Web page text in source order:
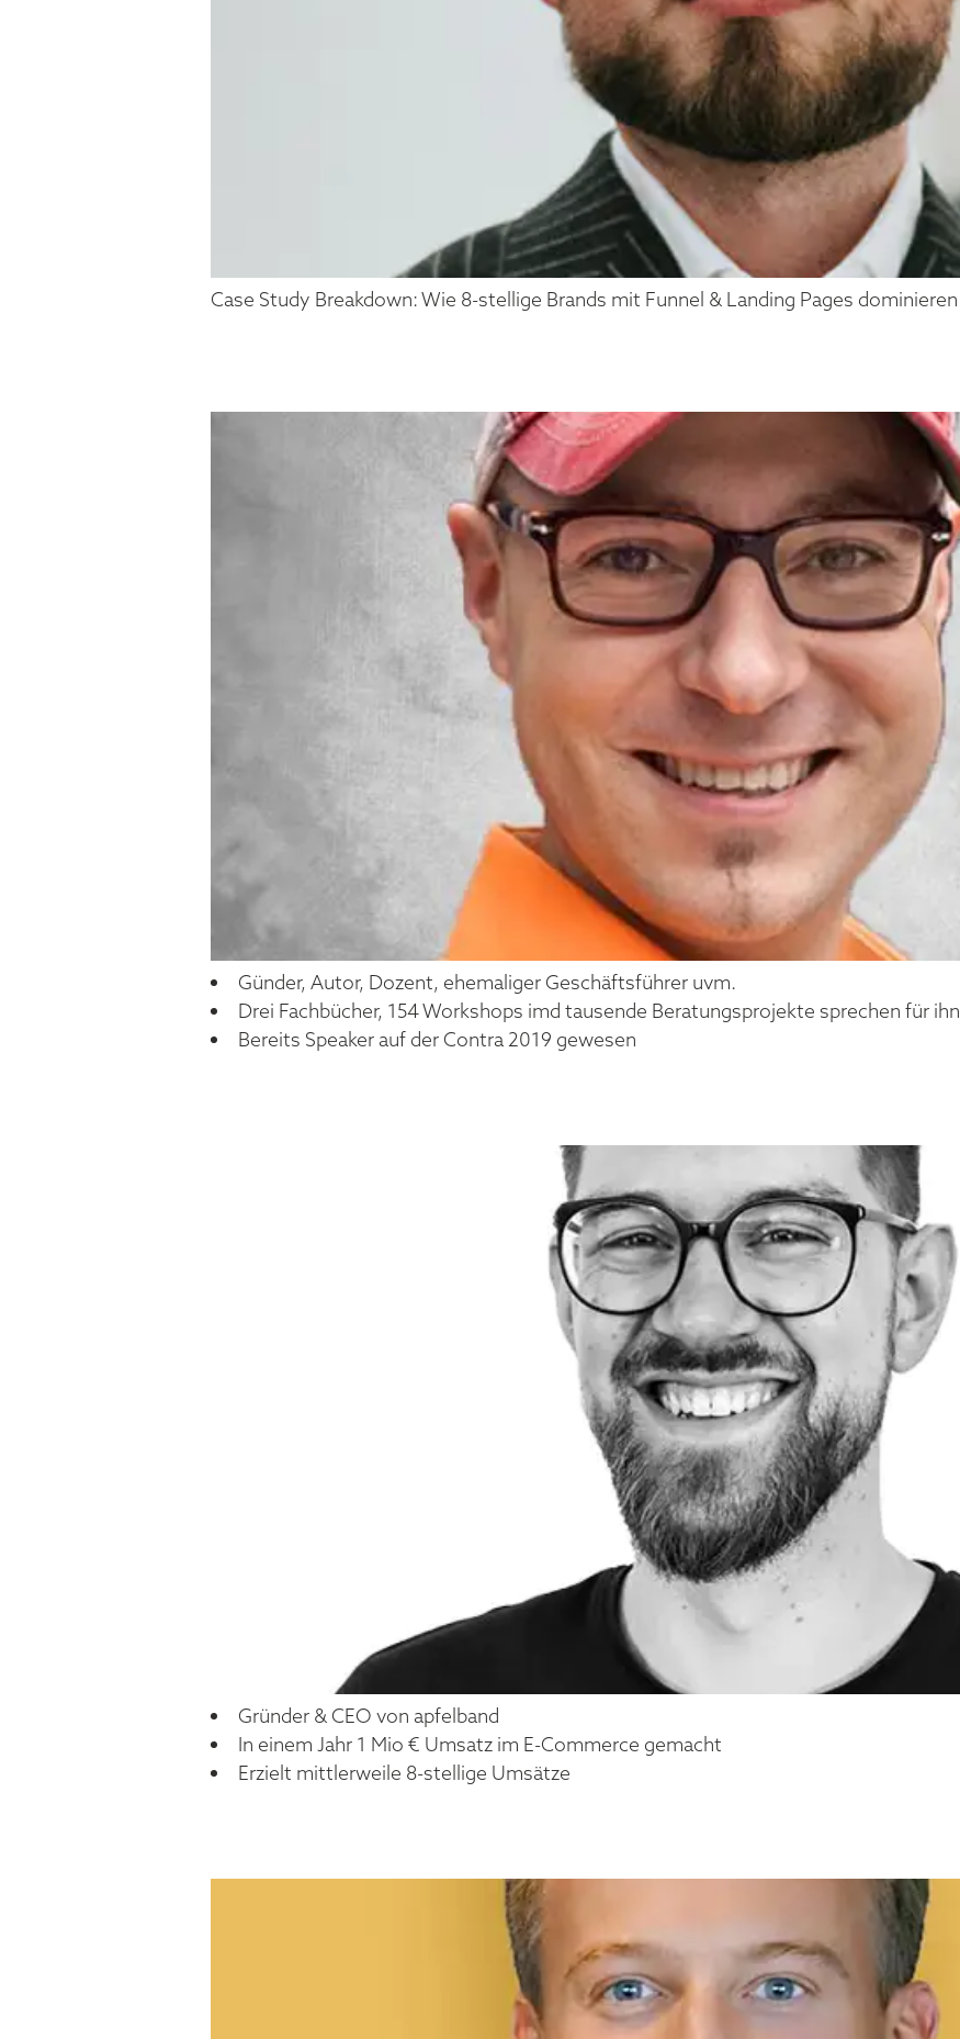
Case Study Breakdown: Wie 8-stellige Brands mit Funnel & Landing Pages dominieren
Günder, Autor, Dozent, ehemaliger Geschäftsführer uvm.
Drei Fachbücher, 154 Workshops imd tausende Beratungsprojekte sprechen für ihn
Bereits Speaker auf der Contra 2019 gewesen
Gründer & CEO von apfelband
In einem Jahr 1 Mio € Umsatz im E-Commerce gemacht
Erzielt mittlerweile 8-stellige Umsätze